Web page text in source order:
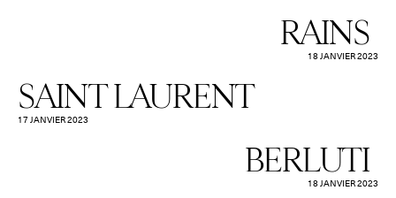
RAINS
18 JANVIER 2023
SAINT LAURENT
17 JANVIER 2023
BERLUTI
18 JANVIER 2023